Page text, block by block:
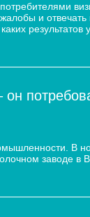
и
В
заводе в